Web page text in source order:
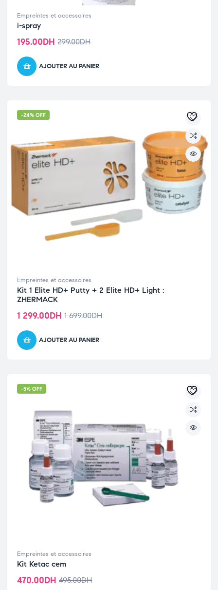
Empreintes et accessoires
i-spray
299.00DH
195.00DH
AJOUTER AU PANIER
-24% OFF
Empreintes et accessoires
Kit 1 Elite HD+ Putty + 2 Elite HD+ Light :
ZHERMACK
1 699.00DH
1 299.00DH
AJOUTER AU PANIER
-5% OFF
Empreintes et accessoires
Kit Ketac cem
495.00DH
470.00DH